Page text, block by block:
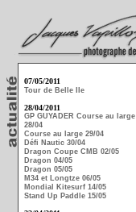
07/05/2011
Tour de Belle Ile
28/04/2011
GP GUYADER Course au large
28/04
Course au large 29/04
Défi Nautic 30/04
Dragon Coupe CMB 02/05
Dragon 04/05
Dragon 05/05
M34 et Longtze 06/05
Mondial Kitesurf 14/05
Stand Up Paddle 15/05